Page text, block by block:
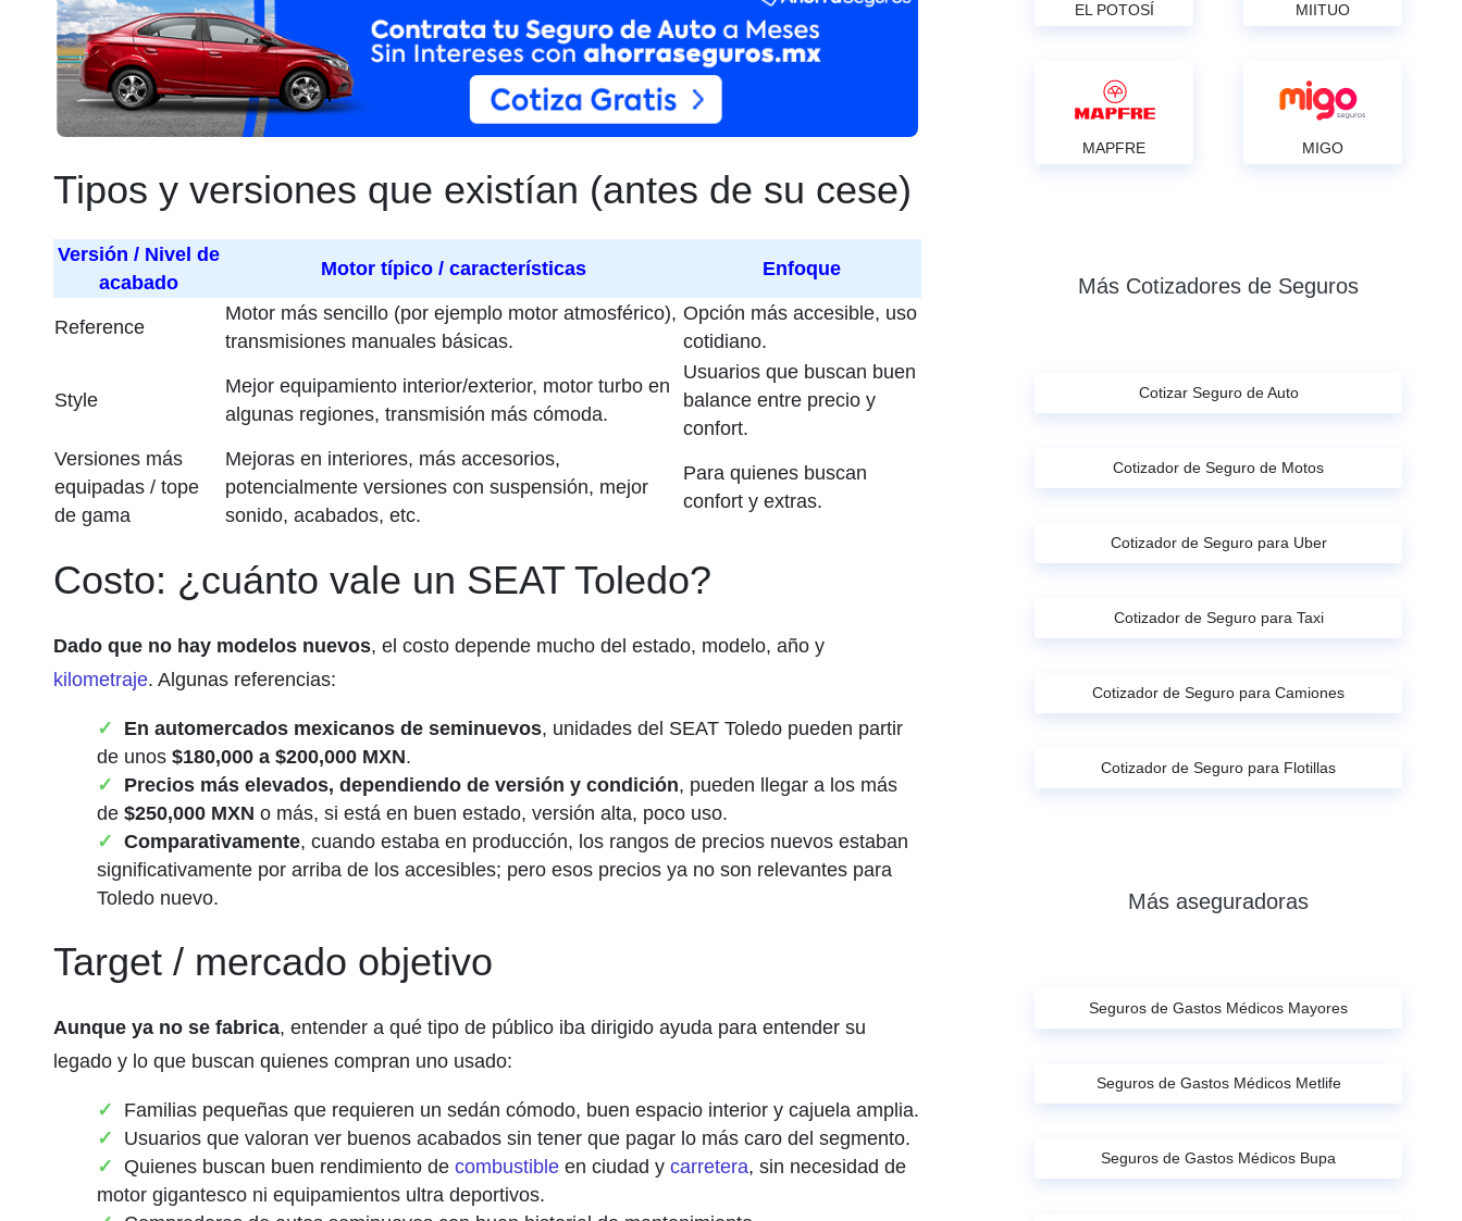
Tipos y versiones que existían (antes de su cese)
Versión / Nivel de
acabado
Motor típico / características Enfoque
Reference
Motor más sencillo (por ejemplo motor atmosférico),
transmisiones manuales básicas.
Opción más accesible, uso
cotidiano.
Style
Mejor equipamiento interior/exterior, motor turbo en
algunas regiones, transmisión más cómoda.
Usuarios que buscan buen
balance entre precio y
confort.
Versiones más
equipadas / tope
de gama
Mejoras en interiores, más accesorios,
potencialmente versiones con suspensión, mejor
sonido, acabados, etc.
Para quienes buscan
confort y extras.
Costo: ¿cuánto vale un SEAT Toledo?
Dado que no hay modelos nuevos, el costo depende mucho del estado, modelo, año y
kilometraje. Algunas referencias:
En automercados mexicanos de seminuevos, unidades del SEAT Toledo pueden partir
de unos $180,000 a $200,000 MXN.
Precios más elevados, dependiendo de versión y condición, pueden llegar a los más
de $250,000 MXN o más, si está en buen estado, versión alta, poco uso.
Comparativamente, cuando estaba en producción, los rangos de precios nuevos estaban
significativamente por arriba de los accesibles; pero esos precios ya no son relevantes para
Toledo nuevo.
Target / mercado objetivo
Aunque ya no se fabrica, entender a qué tipo de público iba dirigido ayuda para entender su
legado y lo que buscan quienes compran uno usado:
Familias pequeñas que requieren un sedán cómodo, buen espacio interior y cajuela amplia.
Usuarios que valoran ver buenos acabados sin tener que pagar lo más caro del segmento.
Quienes buscan buen rendimiento de combustible en ciudad y carretera, sin necesidad de
motor gigantesco ni equipamientos ultra deportivos.
EL POTOSÍ MIITUO
MAPFRE MIGO
Más Cotizadores de Seguros
Cotizar Seguro de Auto
Cotizador de Seguro de Motos
Cotizador de Seguro para Uber
Cotizador de Seguro para Taxi
Cotizador de Seguro para Camiones
Cotizador de Seguro para Flotillas
Más aseguradoras
Seguros de Gastos Médicos Mayores
Seguros de Gastos Médicos Metlife
Seguros de Gastos Médicos Bupa